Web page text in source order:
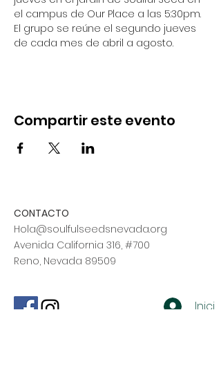
el campus de Our Place a las 5:30pm.
El grupo se reúne el segundo jueves
de cada mes de abril a agosto.
Compartir este evento
CONTACTO
Hola@soulfulseedsnevada.org
Avenida California 316, #700
Reno, Nevada 89509